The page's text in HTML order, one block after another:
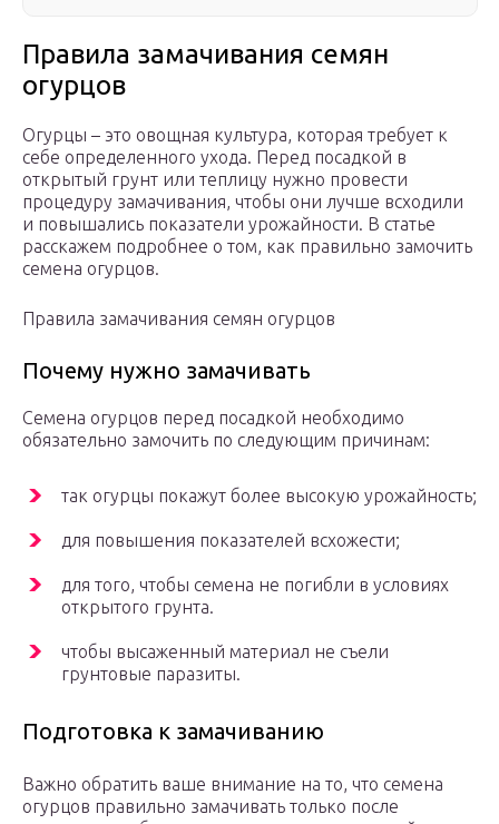
Правила замачивания семян
огурцов
Огурцы – это овощная культура, которая требует к
себе определенного ухода. Перед посадкой в
открытый грунт или теплицу нужно провести
процедуру замачивания, чтобы они лучше всходили
и повышались показатели урожайности. В статье
расскажем подробнее о том, как правильно замочить
семена огурцов.
Правила замачивания семян огурцов
Почему нужно замачивать
Семена огурцов перед посадкой необходимо
обязательно замочить по следующим причинам:
так огурцы покажут более высокую урожайность;
для повышения показателей всхожести;
для того, чтобы семена не погибли в условиях
открытого грунта.
чтобы высаженный материал не съели
грунтовые паразиты.
Подготовка к замачиванию
Важно обратить ваше внимание на то, что семена
огурцов правильно замачивать только после